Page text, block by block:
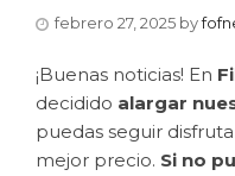
febrero 27, 2025 by
¡Buenas noticias! En
decidido alargar
puedas seguir
mejor precio. Si no